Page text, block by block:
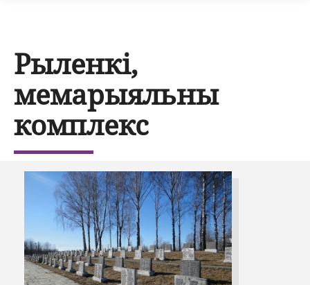
Рыленкі,
мемарыяльны
комплекс